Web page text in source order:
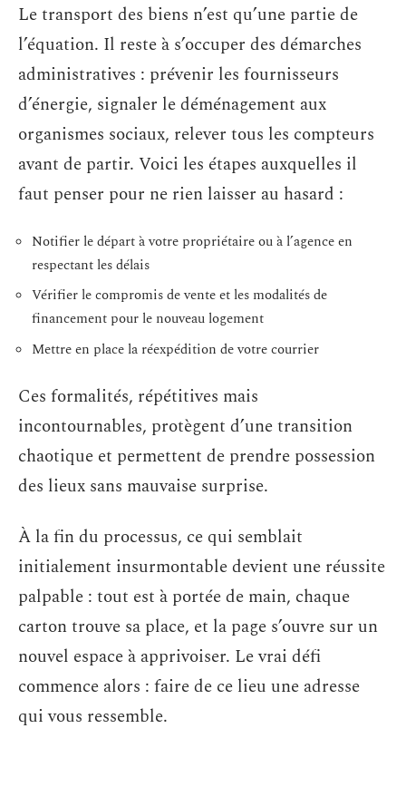
Le transport des biens n’est qu’une partie de
l’équation. Il reste à s’occuper des démarches
administratives : prévenir les fournisseurs
d’énergie, signaler le déménagement aux
organismes sociaux, relever tous les compteurs
avant de partir. Voici les étapes auxquelles il
faut penser pour ne rien laisser au hasard :
Notifier le départ à votre propriétaire ou à l’agence en
respectant les délais
Vérifier le compromis de vente et les modalités de
financement pour le nouveau logement
Mettre en place la réexpédition de votre courrier
Ces formalités, répétitives mais
incontournables, protègent d’une transition
chaotique et permettent de prendre possession
des lieux sans mauvaise surprise.
À la fin du processus, ce qui semblait
initialement insurmontable devient une réussite
palpable : tout est à portée de main, chaque
carton trouve sa place, et la page s’ouvre sur un
nouvel espace à apprivoiser. Le vrai défi
commence alors : faire de ce lieu une adresse
qui vous ressemble.